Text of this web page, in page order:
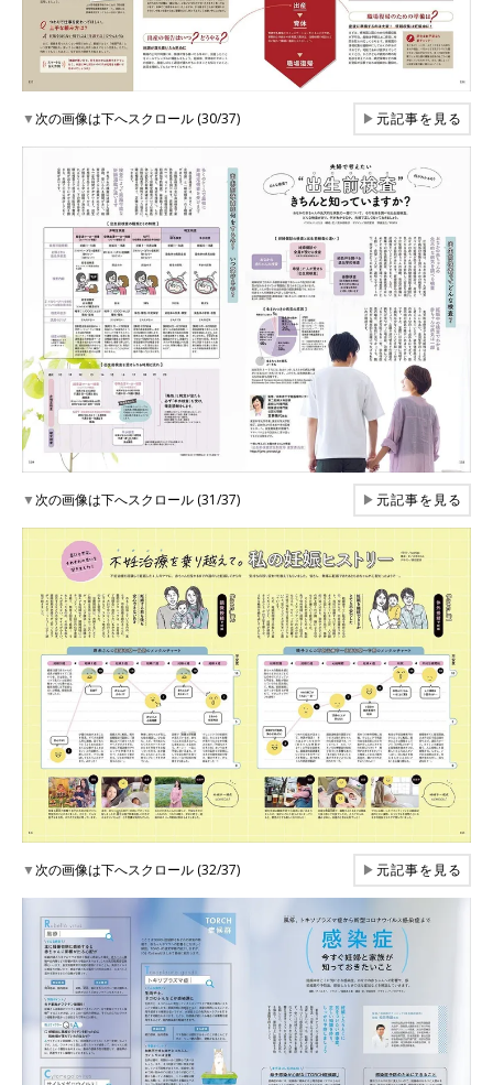
▼次の画像は下へスクロール (30/37) ▶元記事を見る
▼次の画像は下へスクロール (31/37) ▶元記事を見る
▼次の画像は下へスクロール (32/37) ▶元記事を見る